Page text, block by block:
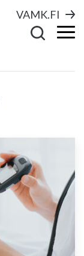
VAMK.FI